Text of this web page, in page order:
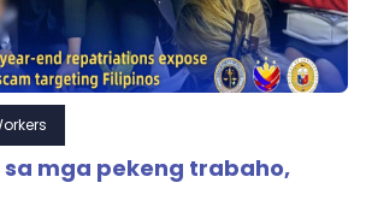
mga pekeng trabaho,